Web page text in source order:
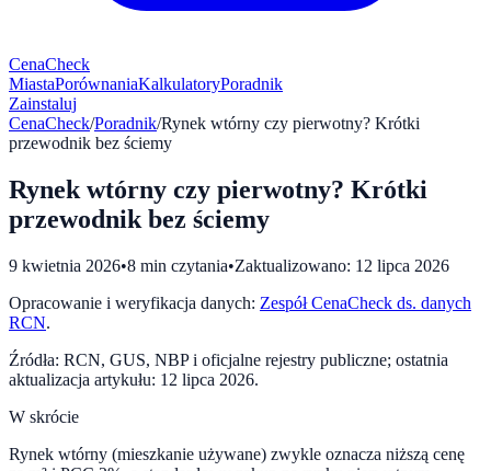
CenaCheck
MiastaPorównaniaKalkulatoryPoradnik
Zainstaluj
CenaCheck/Poradnik/Rynek wtórny czy pierwotny? Krótki
przewodnik bez ściemy
Rynek wtórny czy pierwotny? Krótki
przewodnik bez ściemy
9 kwietnia 2026•8 min czytania•Zaktualizowano: 12 lipca 2026
Opracowanie i weryfikacja danych: Zespół CenaCheck ds. danych
RCN.
Źródła: RCN, GUS, NBP i oficjalne rejestry publiczne; ostatnia
aktualizacja artykułu: 12 lipca 2026.
W skrócie
Rynek wtórny (mieszkanie używane) zwykle oznacza niższą cenę